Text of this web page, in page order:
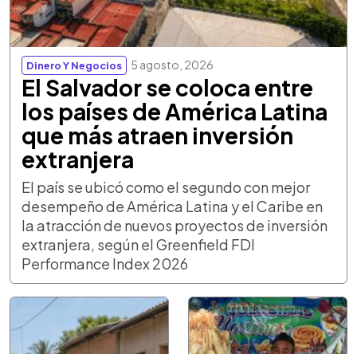
Dinero Y Negocios 5 agosto, 2026
El Salvador se coloca entre
los países de América Latina
que más atraen inversión
extranjera
El país se ubicó como el segundo con mejor
desempeño de América Latina y el Caribe en
la atracción de nuevos proyectos de inversión
extranjera, según el Greenfield FDI
Performance Index 2026